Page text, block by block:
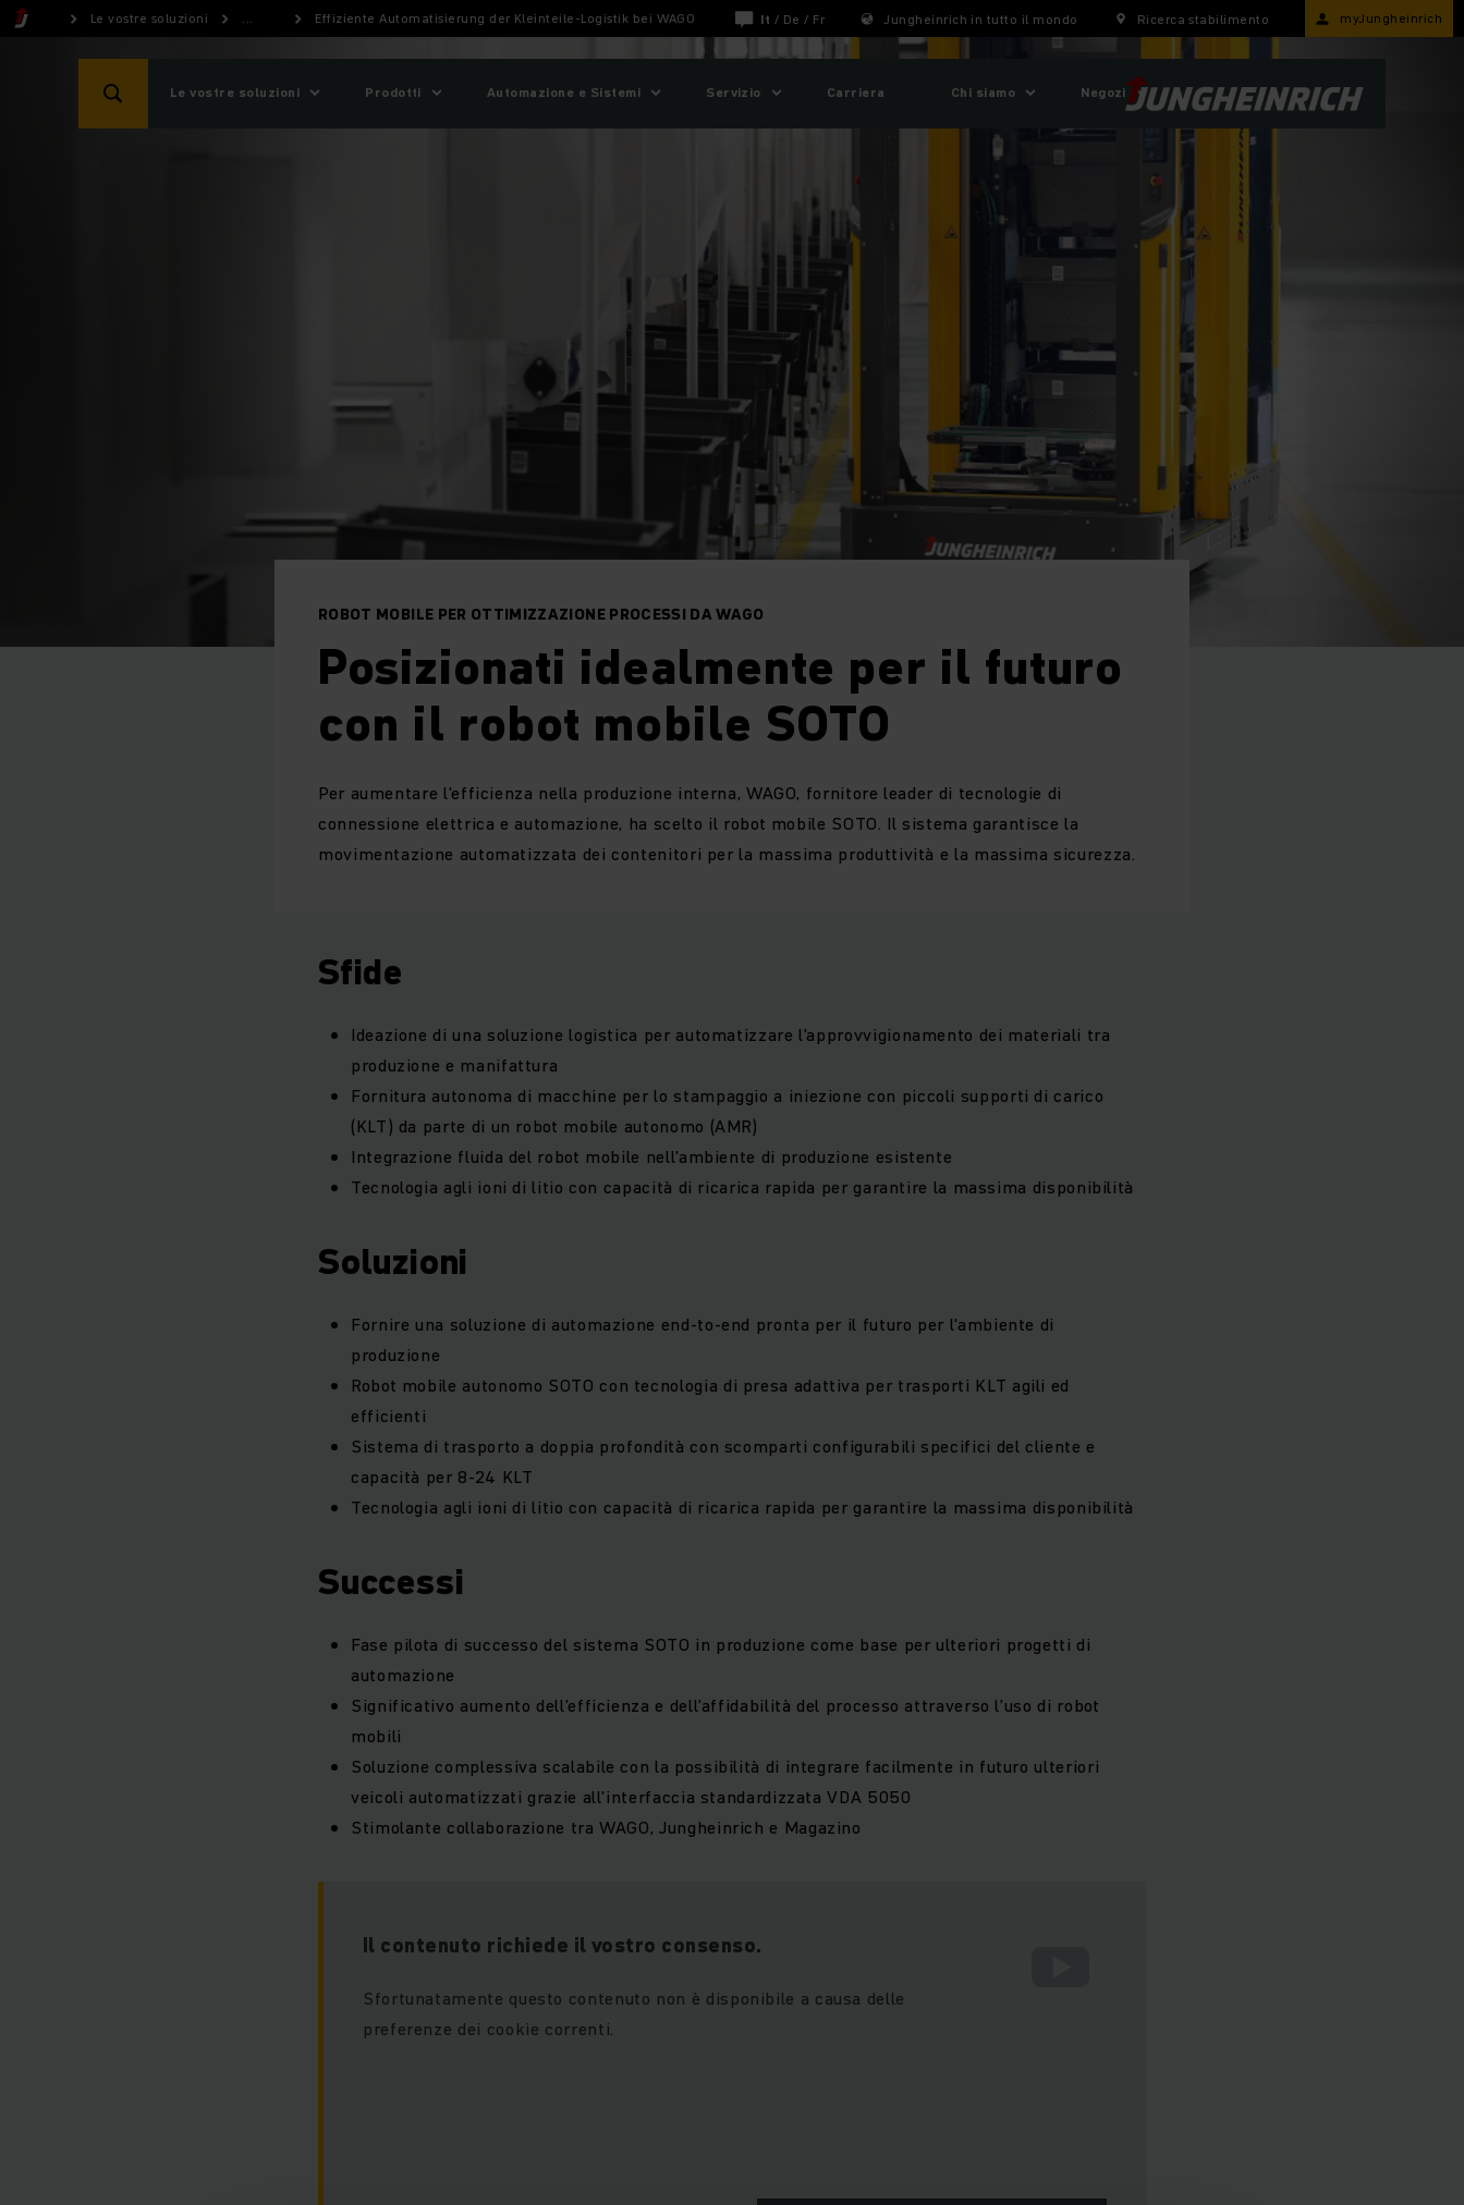
Le vostre soluzioni ... Effiziente Automatisierung der Kleinteile-Logistik bei WAGO It / De / Fr Jungheinrich in tutto il mondo Ricerca stabilimento myJungheinrich
Le vostre soluzioni Prodotti Automazione e Sistemi Servizio Carriera Chi siamo Negozi
ROBOT MOBILE PER OTTIMIZZAZIONE PROCESSI DA WAGO
Posizionati idealmente per il futuro
con il robot mobile SOTO
Per aumentare l'efficienza nella produzione interna, WAGO, fornitore leader di tecnologie di
connessione elettrica e automazione, ha scelto il robot mobile SOTO. Il sistema garantisce la
movimentazione automatizzata dei contenitori per la massima produttività e la massima sicurezza.
Sfide
Ideazione di una soluzione logistica per automatizzare l'approvvigionamento dei materiali tra
produzione e manifattura
Fornitura autonoma di macchine per lo stampaggio a iniezione con piccoli supporti di carico
(KLT) da parte di un robot mobile autonomo (AMR)
Integrazione fluida del robot mobile nell'ambiente di produzione esistente
Tecnologia agli ioni di litio con capacità di ricarica rapida per garantire la massima disponibilità
Soluzioni
Fornire una soluzione di automazione end-to-end pronta per il futuro per l'ambiente di
produzione
Robot mobile autonomo SOTO con tecnologia di presa adattiva per trasporti KLT agili ed
efficienti
Sistema di trasporto a doppia profondità con scomparti configurabili specifici del cliente e
capacità per 8-24 KLT
Tecnologia agli ioni di litio con capacità di ricarica rapida per garantire la massima disponibilità
Successi
Fase pilota di successo del sistema SOTO in produzione come base per ulteriori progetti di
automazione
Significativo aumento dell’efficienza e dell’affidabilità del processo attraverso l’uso di robot
mobili
Soluzione complessiva scalabile con la possibilità di integrare facilmente in futuro ulteriori
veicoli automatizzati grazie all'interfaccia standardizzata VDA 5050
Stimolante collaborazione tra WAGO, Jungheinrich e Magazino
Il contenuto richiede il vostro consenso.
Sfortunatamente questo contenuto non è disponibile a causa delle
preferenze dei cookie correnti.